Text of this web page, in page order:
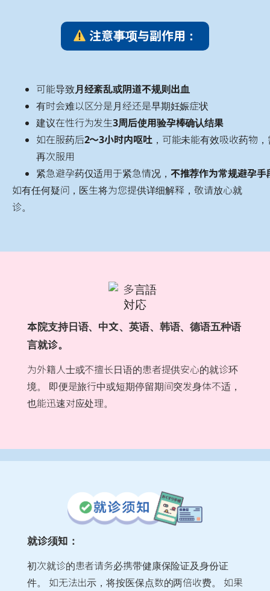
注意事项与副作用：
可能导致月经紊乱或阴道不规则出血
有时会难以区分是月经还是早期妊娠症状
建议在性行为发生3周后使用验孕棒确认结果
如在服药后2～3小时内呕吐，可能未能有效吸收药物，
再次服用
紧急避孕药仅适用于紧急情况， 不推荐作为常规避孕手
如有任何疑问，医生将为您提供详细解释，敬请放心就
诊。
本院支持日语、中文、英语、韩语、德语五种语
言就诊。
为外籍人士或不擅长日语的患者提供安心的就诊环
境。 即便是旅行中或短期停留期间突发身体不适，
也能迅速对应处理。
就诊须知：
初次就诊的患者请务必携带健康保险证及身份证
件。 如无法出示，将按医保点数的两倍收费。
如果